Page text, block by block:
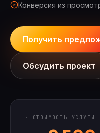
Конверсия из
Получить
Обсудить проект
· СТОИМОСТЬ УСЛУГИ